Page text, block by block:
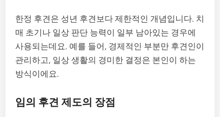
한정 후견은 성년 후견보다 제한적인 개념입니다. 치
매 초기나 일상 판단 능력이 일부 남아있는 경우에
사용되는데요. 예를 들어, 경제적인 부분만 후견인이
관리하고, 일상 생활의 경미한 결정은 본인이 하는
방식이에요.
임의 후견 제도의 장점